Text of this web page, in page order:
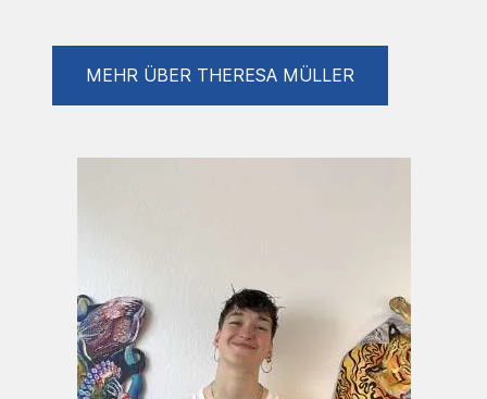
Nisch, Stuttgart
2024 Sicher Weiblich - Ausstellung zum
feministischen Kampftag, Studio Amore,
Stuttgart
MEHR ÜBER THERESA MÜLLER